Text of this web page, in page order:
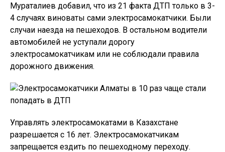
Мураталиев добавил, что из 21 факта ДТП только в 3-
4 случаях виноваты сами электросамокатчики. Были
случаи наезда на пешеходов. В остальном водители
автомобилей не уступали дорогу
электросамокатчикам или не соблюдали правила
дорожного движения.
Управлять электросамокатами в Казахстане
разрешается с 16 лет. Электросамокатчикам
запрещается ездить по пешеходному переходу.